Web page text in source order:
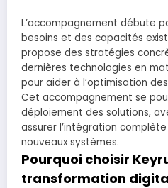
L’accompagnement débute
besoins et des capacités
propose des stratégies
dernières technologies en
pour aider à l’optimisation
Cet accompagnement se
déploiement des solutions,
assurer l’intégration
nouveaux systèmes.
Pourquoi choisir
transformation